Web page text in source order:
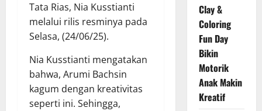
Tata Rias, Nia Kusstianti
melalui rilis resminya pada
Selasa, (24/06/25).
Nia Kusstianti mengatakan
bahwa, Arumi Bachsin
kagum dengan kreativitas
seperti ini. Sehingga,
Clay &
Coloring
Fun Day
Bikin
Motorik
Anak Makin
Kreatif